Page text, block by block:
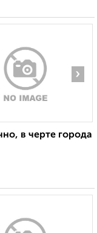
›
в черте города